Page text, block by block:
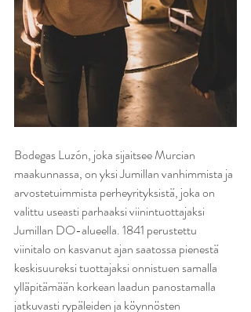
Bodegas Luzón, joka sijaitsee Murcian
maakunnassa, on yksi Jumillan vanhimmista ja
arvostetuimmista perheyrityksistä, joka on
valittu useasti parhaaksi viinintuottajaksi
Jumillan DO-alueella. 1841 perustettu
viinitalo on kasvanut ajan saatossa pienestä
keskisuureksi tuottajaksi onnistuen samalla
ylläpitämään korkean laadun panostamalla
jatkuvasti rypäleiden ja köynnösten